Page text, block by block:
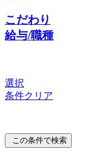
こだわり
給与/職種
選択
条件クリア
この条件で検索